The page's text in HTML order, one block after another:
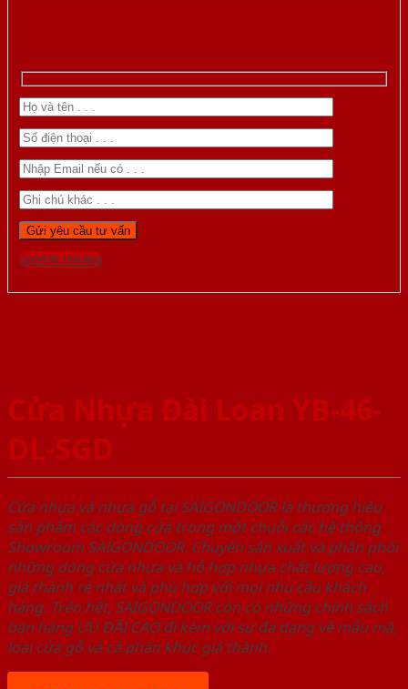
Gọi 0976.169.864
Cửa Nhựa Đài Loan YB-46-
DL-SGD
Cửa nhựa và nhựa gỗ tại SAIGONDOOR là thương hiệu
sản phẩm các dòng cửa trong một chuỗi các hệ thống
Showroom SAIGONDOOR. Chuyên sản xuất và phân phối
những dòng cửa nhựa và hỗ hợp nhựa chất lượng cao,
giá thành rẻ nhất và phù hợp với mọi nhu cầu khách
hàng. Trên hết, SAIGONDOOR còn có những chính sách
bán hàng ƯU ĐÃI CAO đi kèm với sự đa dạng về mẫu mã,
loại cửa gỗ và cả phân khúc giá thành.